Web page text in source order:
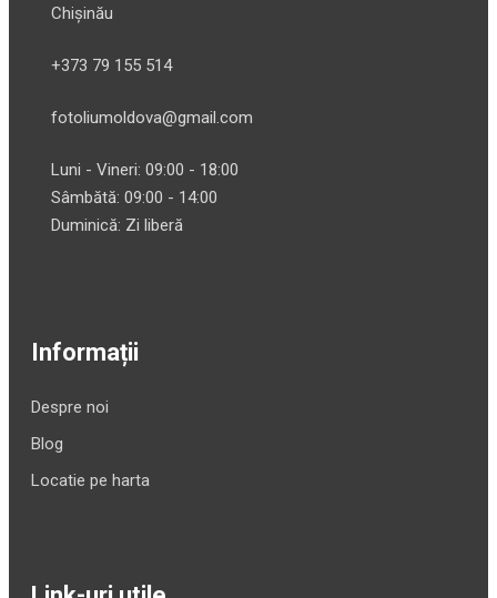
Chișinău
+373 79 155 514
fotoliumoldova@gmail.com
Luni - Vineri: 09:00 - 18:00
Sâmbătă: 09:00 - 14:00
Duminică: Zi liberă
Informații
Despre noi
Blog
Locatie pe harta